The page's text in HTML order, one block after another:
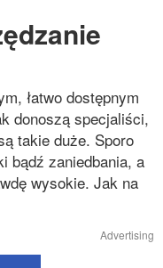
łatwo dostępnym
donoszą specjaliści,
takie duże. Sporo
bądź zaniedbania, a
wysokie. Jak na
Advertising